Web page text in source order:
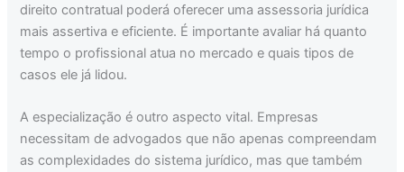
direito contratual poderá oferecer uma assessoria jurídica
mais assertiva e eficiente. É importante avaliar há quanto
tempo o profissional atua no mercado e quais tipos de
casos ele já lidou.
A especialização é outro aspecto vital. Empresas
necessitam de advogados que não apenas compreendam
as complexidades do sistema jurídico, mas que também